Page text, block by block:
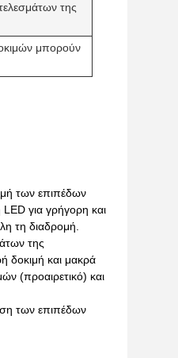
της
μπορούν
των επιπέδων
για γρήγορη και
τη διαδρομή.
της
δοκιμή και μακρά
(προαιρετικό) και
των επιπέδων